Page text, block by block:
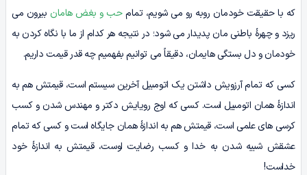
که با حقیقت خودمان روبه رو می شویم، تمامحب و بغض هامان بیرون می
ریزد و چهرۀ باطنی مان پدیدار می شود؛ در نتیجه هر کدام از ما با نگاه کردن به
خودمان و دل بستگی هایمان، دقیقاً می توانیم بفهمیم چه قدر قیمت داریم.
کسی که تمام آرزویش داشتن یک اتومبیل آخرین سیستم است، قیمتش هم به
اندازۀ همان اتومبیل است. کسی که اوج رویایش دکتر و مهندس شدن و کسب
کرسی های علمی است، قیمتش هم به اندازۀ همان جایگاه است و کسی که تمام
عشقش شبیه شدن به خدا و کسب رضایت اوست، قیمتش به اندازۀ خود
خداست!